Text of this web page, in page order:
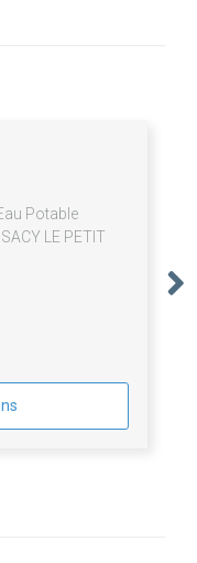
Potable
LE PETIT